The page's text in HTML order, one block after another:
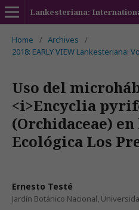
Lankesteriana:
Home / Archives
/
2018: EARLY VIEW Lankesteriana:
Uso del
<i>Encyclia
(Orchidaceae)
Ecológica Los
Ernesto Testé
Jardín Botánico Nacional,